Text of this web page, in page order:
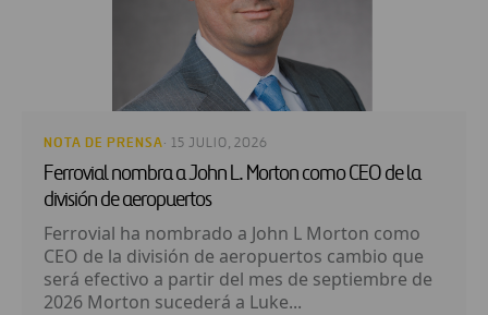
NOTA DE PRENSA· 15 JULIO, 2026
Ferrovial nombra a John L. Morton como CEO de la
división de aeropuertos
Ferrovial ha nombrado a John L Morton como
CEO de la división de aeropuertos cambio que
será efectivo a partir del mes de septiembre de
2026 Morton sucederá a Luke...